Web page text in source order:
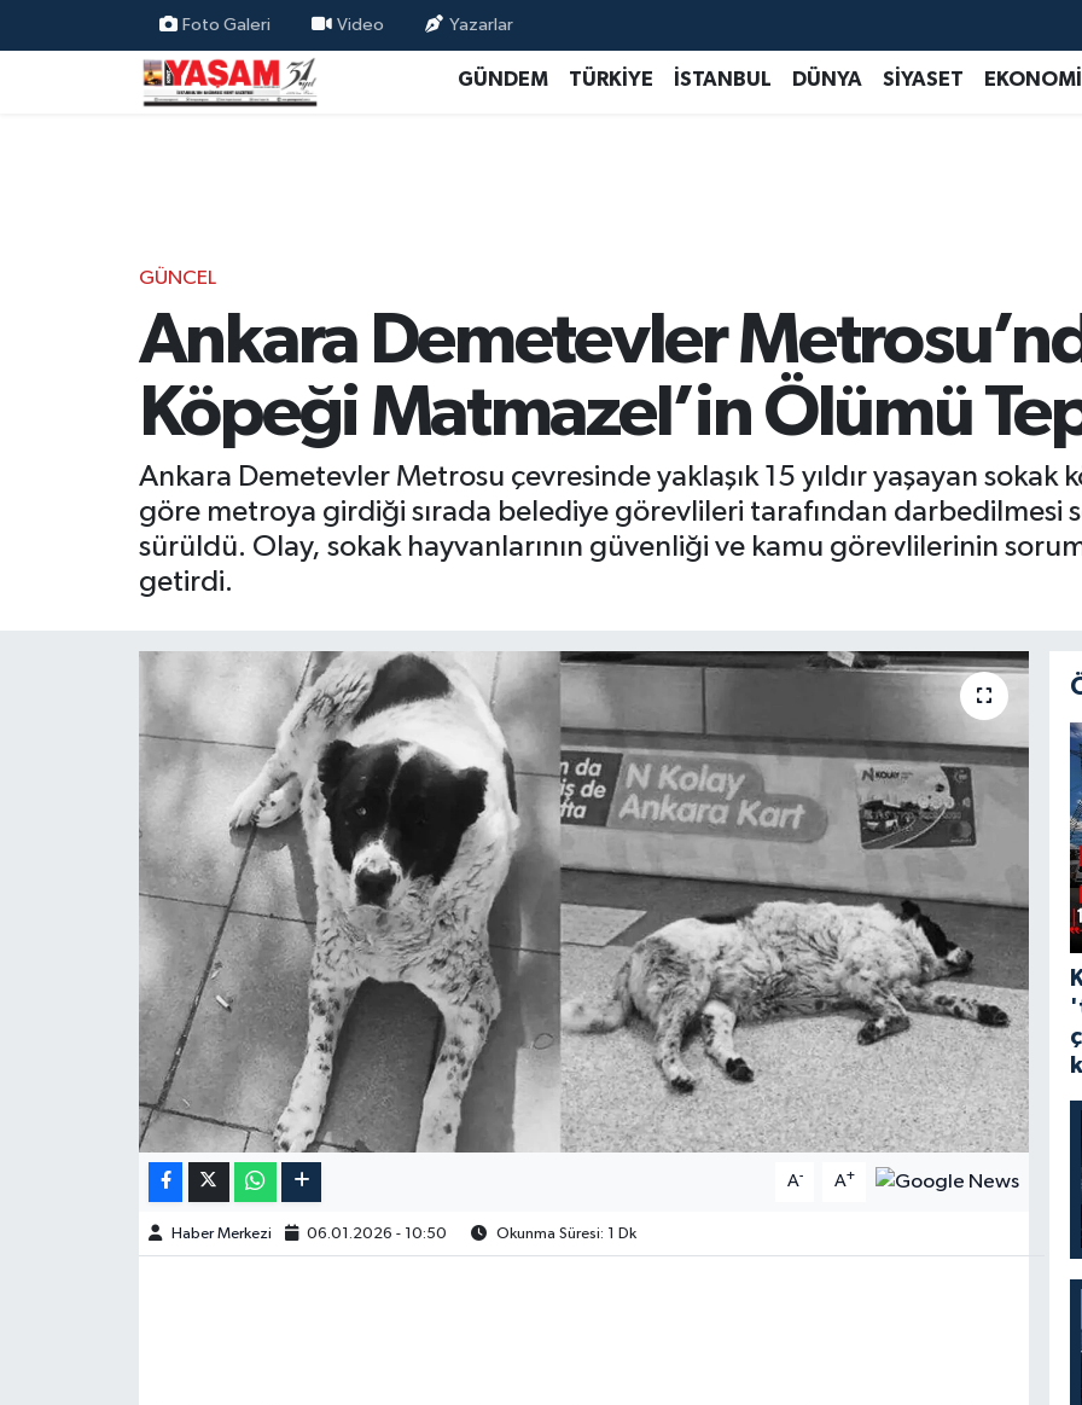
Foto Galeri Video Yazarlar
GÜNDEM TÜRKİYE İSTANBUL DÜNYA SİYASET EKONOMİ
GÜNCEL
Ankara Demetevler
Köpeği Matmazel’in Ölümü
Ankara Demetevler Metrosu çevresinde yaklaşık 15 yıldır yaşayan sokak
göre metroya girdiği sırada belediye görevlileri tarafından darbedilmesi
sürüldü. Olay, sokak hayvanlarının güvenliği ve kamu görevlilerinin
getirdi.
A- A+
Haber Merkezi 06.01.2026 - 10:50 Okunma Süresi: 1 Dk